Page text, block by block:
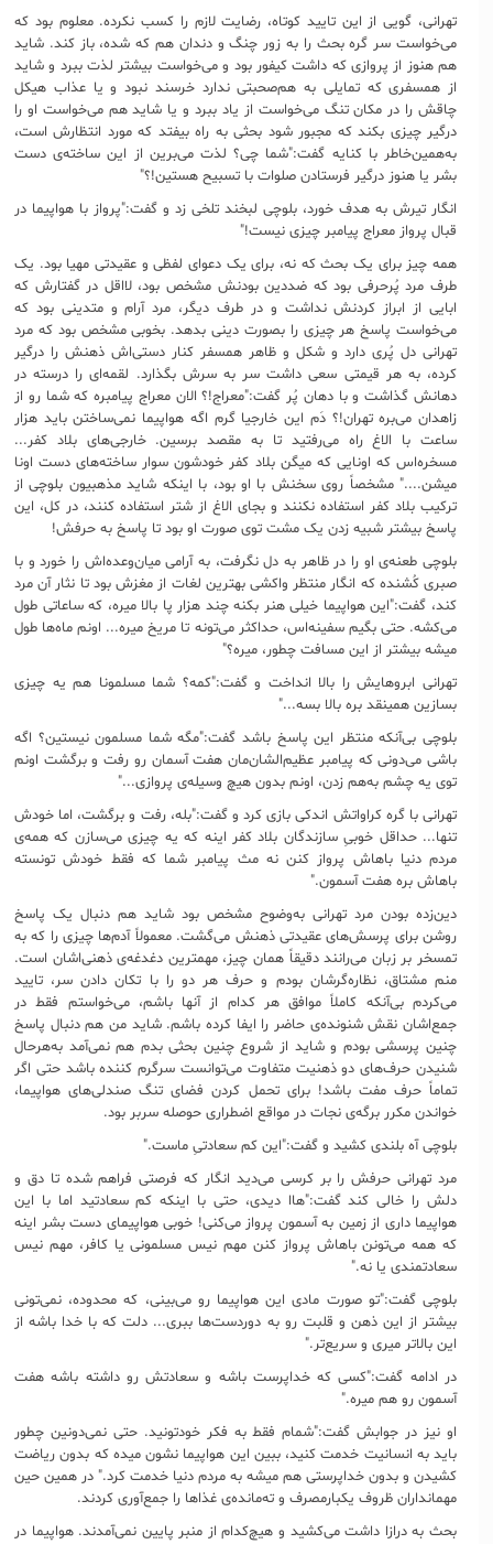
تهرانی، گویی از این تایید کوتاه، رضایت لازم را کسب نکرده. معلوم بود که
می‌خواست سر گره بحث را به زور چنگ و دندان هم که شده، باز کند. شاید
هم هنوز از پروازی که داشت کیفور بود و می‌خواست بیشتر لذت ببرد و شاید
از همسفری که تمایلی به هم‌صحبتی ندارد خرسند نبود و یا عذاب هیکل
چاقش را در مکان تنگ می‌خواست از یاد ببرد و یا شاید هم می‌خواست او را
درگیر چیزی بکند که مجبور شود بحثی به راه بیفتد که مورد انتظارش است،
به‌همین‌خاطر با کنایه گفت:"شما چی؟ لذت می‌برین از این ساخته‌ی دست
بشر یا هنوز درگیر فرستادن صلوات با تسبیح هستین!؟"
انگار تیرش به هدف خورد، بلوچی لبخند تلخی زد و گفت:"پرواز با هواپیما در
قبال پرواز معراج پیامبر چیزی نیست!"
همه چیز برای یک بحث که نه، برای یک دعوای لفظی و عقیدتی مهیا بود. یک
طرف مرد پُرحرفی بود که ضددین بودنش مشخص بود، لااقل در گفتارش که
ابایی از ابراز کردنش نداشت و در طرف دیگر، مرد آرام و متدینی بود که
می‌خواست پاسخ هر چیزی را بصورت دینی بدهد. بخوبی مشخص بود که مرد
تهرانی دل پُری دارد و شکل و ظاهر همسفر کنار دستی‌اش ذهنش را درگیر
کرده، به هر قیمتی سعی داشت سر به سرش بگذارد. لقمه‌ای را درسته در
دهانش گذاشت و با دهان پُر گفت:"معراج!؟ الان معراج پیامبره که شما رو از
زاهدان می‌بره تهران!؟ دَم این خارجیا گرم اگه هواپیما نمی‌ساختن باید هزار
ساعت با الاغ راه می‌رفتید تا به مقصد برسین. خارجی‌های بلاد کفر...
مسخره‌اس که اونایی که میگن بلاد کفر خودشون سوار ساخته‌های دست اونا
میشن...." مشخصاً روی سخنش با او بود، با اینکه شاید مذهبیون بلوچی از
ترکیب بلاد کفر استفاده نکنند و بجای الاغ از شتر استفاده کنند، در کل، این
پاسخ بیشتر شبیه زدن یک مشت توی صورت او بود تا پاسخ به حرفش!
بلوچی طعنه‌ی او را در ظاهر به دل نگرفت، به آرامی میان‌وعده‌اش را خورد و با
صبری کُشنده که انگار منتظر واکشی بهترین لغات از مغزش بود تا نثار آن مرد
کند، گفت:"این هواپیما خیلی هنر بکنه چند هزار پا بالا میره، که ساعاتی طول
می‌کشه. حتی بگیم سفینه‌اس، حداکثر می‌تونه تا مریخ میره... اونم ماه‌ها طول
میشه بیشتر از این مسافت چطور، میره؟"
تهرانی ابروهایش را بالا انداخت و گفت:"کمه؟ شما مسلمونا هم یه چیزی
بسازین همینقد بره بالا بسه..."
بلوچی بی‌آنکه منتظر این پاسخ باشد گفت:"مگه شما مسلمون نیستین؟ اگه
باشی می‌دونی که پیامبر عظیم‌الشان‌مان هفت آسمان رو رفت و برگشت اونم
توی یه چشم به‌هم زدن، اونم بدون هیچ وسیله‌ی پروازی..."
تهرانی با گره کراواتش اندکی بازی کرد و گفت:"بله، رفت و برگشت، اما خودش
تنها... حداقل خوبیِ سازند‌گان بلاد کفر اینه که یه چیزی می‌سازن که همه‌ی
مردم دنیا باهاش پرواز کنن نه مث پیامبر شما که فقط خودش تونسته
باهاش بره هفت آسمون."
دین‌زده بودن مرد تهرانی به‌وضوح مشخص بود شاید هم دنبال یک پاسخ
روشن برای پرسش‌های عقیدتی ذهنش می‌گشت. معمولاً آدم‌ها چیزی را که به
تمسخر بر زبان می‌رانند دقیقاً همان چیز، مهمترین دغدغه‌ی ذهنی‌اشان است.
منم مشتاق، نظاره‌گرشان بودم و حرف هر دو را با تکان دادن سر، تایید
می‌کردم بی‌‌‌آنکه کاملاً موافق هر کدام از آنها باشم، می‌خواستم فقط در
جمع‌اشان نقش شنونده‌ی حاضر را ایفا کرده باشم. شاید من هم دنبال پاسخ
چنین پرسشی بودم و شاید از شروع چنین بحثی بدم هم نمی‌آمد به‌هرحال
شنیدن حرف‌های دو ذهنیت متفاوت می‌توانست سرگرم کننده باشد حتی اگر
تماماً حرف مفت باشد! برای تحمل کردن فضای تنگ صندلی‌های هواپیما،
خواندن مکرر برگه‌ی نجات در مواقع اضطراری حوصله‌ سربر بود.
بلوچی آه بلندی کشید و گفت:"این کم سعادتیِ ماست."
مرد تهرانی حرفش را بر کرسی می‌دید انگار که فرصتی فراهم شده تا دق‌ و
دلش را خالی کند گفت:"هاا دیدی، حتی با اینکه کم سعادتید اما با این
هواپیما داری از زمین به آسمون پرواز می‌کنی! خوبی هواپیمای دست بشر اینه
که همه می‌تونن باهاش پرواز کنن مهم نیس مسلمونی یا کافر، مهم نیس
سعادتمندی یا نه."
بلوچی گفت:"تو صورت مادی این هواپیما رو می‌بینی، که محدوده، نمی‌تونی
بیشتر از این ذهن و قلبت رو به دوردست‌ها ببری... دلت که با خدا باشه از
این بالاتر میری و سریع‌تر."
در ادامه گفت:"کسی که خداپرست باشه و سعادتش رو داشته باشه هفت
آسمون رو هم میره."
او نیز در جوابش گفت:"شمام فقط به فکر خودتونید. حتی نمی‌دونین چطور
باید به انسانیت خدمت کنید، ببین این هواپیما نشون میده که بدون ریاضت
کشیدن و بدون خداپرستی هم میشه به مردم دنیا خدمت کرد." در همین حین
مهمانداران ظروف یکبارمصرف و ته‌مانده‌ی غذاها را جمع‌آوری کردند.
بحث به درازا داشت می‌کشید و هیچ‌کدام از منبر پایین نمی‌آمدند. هواپیما در